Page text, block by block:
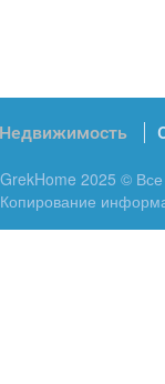
Недвижимость
GrekHome 2025 ©
Копирование